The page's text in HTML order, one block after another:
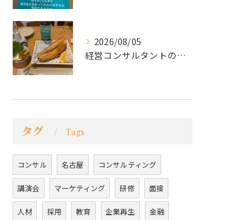
2026/08/05
経営コンサルタントのモーちゃん・毛利京申です。
タグ Tags
コンサル 名古屋 コンサルティング
講演会 マーケティング 研修 面接
人材 採用 教育 企業再生 金融